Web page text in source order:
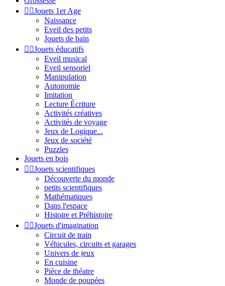
 Jouets 1er Age
Naissance
Eveil des petits
Jouets de bain
 Jouets éducatifs
Eveil musical
Eveil sensoriel
Manipulation
Autonomie
Imitation
Lecture Écriture
Activités créatives
Activités de voyage
Jeux de Logique...
Jeux de société
Puzzles
Jouets en bois
 Jouets scientifiques
Découverte du monde
petits scientifiques
Mathématiques
Dans l'espace
Histoire et Préhistoire
 Jouets d'imagination
Circuit de train
Véhicules, circuits et garages
Univers de jeux
En cuisine
Pièce de théatre
Monde de poupées